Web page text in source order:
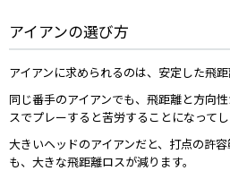
アイアンの選び方
アイアンに求められるのは、安定した飛距
同じ番手のアイアンでも、飛距離と方向
スでプレーすると苦労することになってし
大きいヘッドのアイアンだと、打点の許
も、大きな飛距離ロスが減ります。